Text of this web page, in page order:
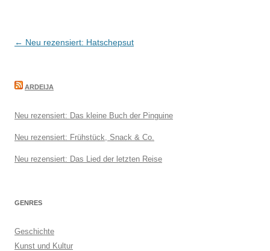
Beitragsnavigation
← Neu rezensiert: Hatschepsut
ARDEIJA
Neu rezensiert: Das kleine Buch der Pinguine
Neu rezensiert: Frühstück, Snack & Co.
Neu rezensiert: Das Lied der letzten Reise
GENRES
Geschichte
Kunst und Kultur